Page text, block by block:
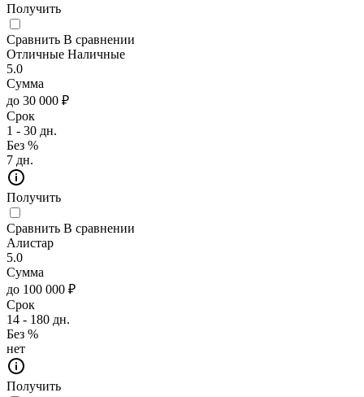
Получить
Сравнить В сравнении
Отличные Наличные
5.0
Сумма
до 30 000 ₽
Срок
1 - 30 дн.
Без %
7 дн.
Получить
Сравнить В сравнении
Алистар
5.0
Сумма
до 100 000 ₽
Срок
14 - 180 дн.
Без %
нет
Получить